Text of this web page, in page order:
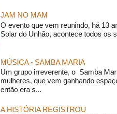
JAM NO MAM
O evento que vem reunindo, há 13
Solar do Unhão, acontece todos os
MÚSICA - SAMBA MARIA
Um grupo irreverente, o Samba
mulheres, que vem ganhando
então era s...
A HISTÓRIA REGISTROU